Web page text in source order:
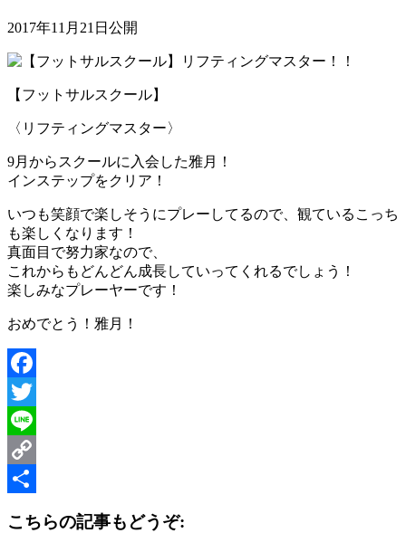
2017年11月21日公開
【フットサルスクール】
〈リフティングマスター〉
9月からスクールに入会した雅月！
インステップをクリア！
いつも笑顔で楽しそうにプレーしてるので、観ているこっち
も楽しくなります！
真面目で努力家なので、
これからもどんどん成長していってくれるでしょう！
楽しみなプレーヤーです！
おめでとう！雅月！
Facebook
Twitter
Line
Copy
こちらの記事もどうぞ: